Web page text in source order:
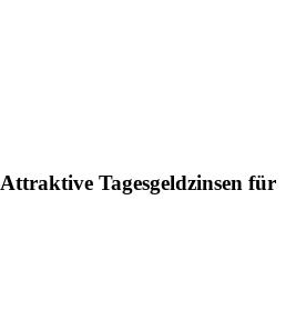
Attraktive Tagesgeldzinsen für